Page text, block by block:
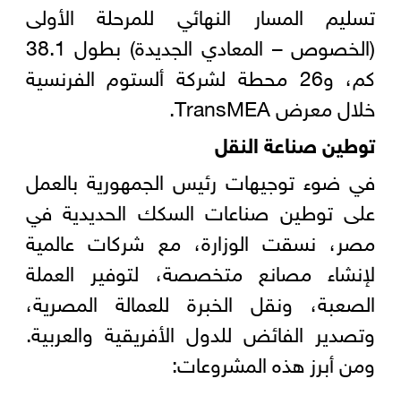
تسليم المسار النهائي للمرحلة الأولى
(الخصوص – المعادي الجديدة) بطول 38.1
كم، و26 محطة لشركة ألستوم الفرنسية
خلال معرض TransMEA.
توطين صناعة النقل
في ضوء توجيهات رئيس الجمهورية بالعمل
على توطين صناعات السكك الحديدية في
مصر، نسقت الوزارة، مع شركات عالمية
لإنشاء مصانع متخصصة، لتوفير العملة
الصعبة، ونقل الخبرة للعمالة المصرية،
وتصدير الفائض للدول الأفريقية والعربية.
ومن أبرز هذه المشروعات: